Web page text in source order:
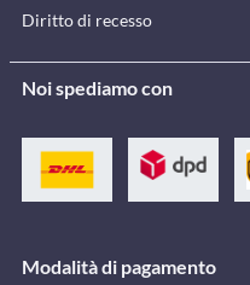
Diritto di recesso
Noi spediamo con
Modalità di pagamento